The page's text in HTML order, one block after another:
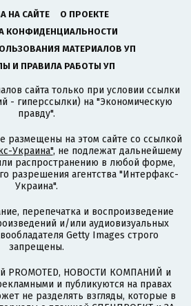
НА САЙТЕ
О ПРОЕКТЕ
КОНФИДЕНЦИАЛЬНОСТИ
МАТЕРИАЛОВ УП
И ПРАВИЛА РАБОТЫ УП
сайта только при условии ссылки
- гиперссылки) на "Экономическую
правду".
размещены на этом сайте со ссылкой
Украина", не подлежат дальнейшему
распространению в любой форме,
разрешения агентства "Интерфакс-
Украина".
перепечатка и воспроизведение
и/или аудиовизуальных
Getty Images строго
запрещены.
PROMOTED, НОВОСТИ КОМПАНИЙ и
и публикуются на правах
не разделять взгляды, которые в